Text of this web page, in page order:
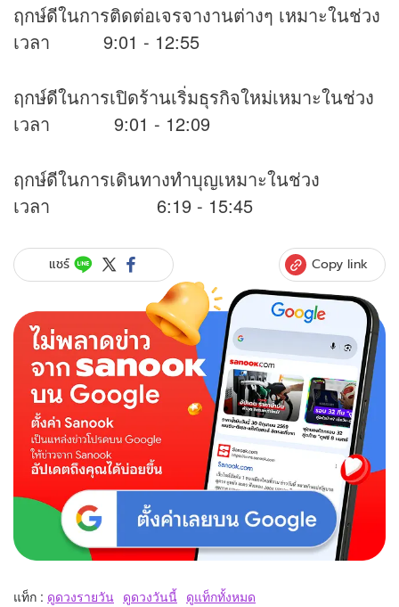
ฤกษ์ดีในการติดต่อเจรจางานต่างๆ เหมาะในช่วง
เวลา 9:01 - 12:55
ฤกษ์ดีในการเปิดร้านเริ่มธุรกิจใหม่เหมาะในช่วง
เวลา 9:01 - 12:09
ฤกษ์ดีในการเดินทางทำบุญเหมาะในช่วง
เวลา 6:19 - 15:45
แชร์ Copy link
แท็ก : ดูดวงรายวัน ดูดวงวันนี้ ดูแท็กทั้งหมด